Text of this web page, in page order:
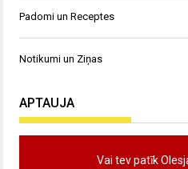
Padomi un Receptes
Notikumi un Ziņas
APTAUJA
Vai tev patīk